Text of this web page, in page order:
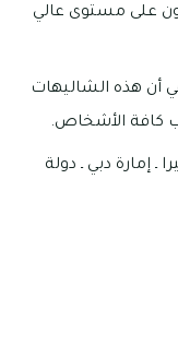
على مستوى عالي
أن هذه الشاليهات
كافة الأشخاص.
النسناس، جميرا 3، جميرا ـ إمارة دبي ـ دولة